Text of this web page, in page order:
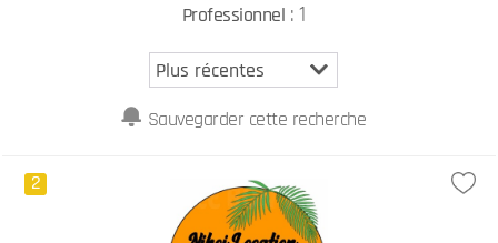
Professionnel : 1
Sauvegarder cette recherche
2